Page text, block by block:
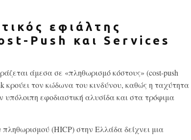
εφιάλτης
Push και Services
άμεσα σε «πληθωρισμό κόστους» (cost-push
κρούει τον κώδωνα του κινδύνου, καθώς η ταχύτητα
εφοδιαστική αλυσίδα και στα τρόφιμα
(HICP) στην Ελλάδα δείχνει μια